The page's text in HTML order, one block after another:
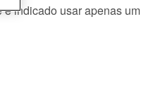
indicado usar apenas um